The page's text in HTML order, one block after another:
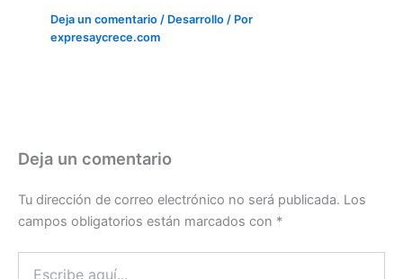
Deja un comentario / Desarrollo / Por
expresaycrece.com
Deja un comentario
Tu dirección de correo electrónico no será publicada. Los
campos obligatorios están marcados con *